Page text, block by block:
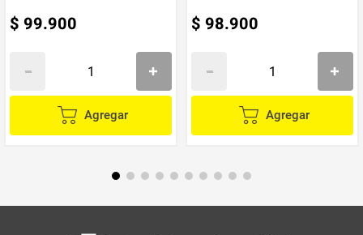
$ 99.900
Agregar
$ 98.900
Agregar